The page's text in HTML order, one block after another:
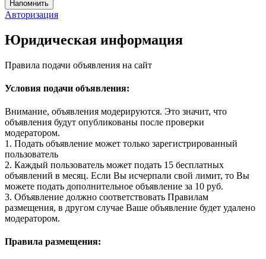
Авторизация
Юридическая информация
Правила подачи объявления на сайт
Условия подачи объявления:
Внимание, объявления модерируются. Это значит, что
объявления будут опубликованы после проверки
модератором.
1. Подать объявление может только зарегистрированный
пользователь
2. Каждый пользователь может подать 15 бесплатных
объявлений в месяц. Если Вы исчерпали свой лимит, то Вы
можете подать дополнительное объявление за 10 руб.
3. Объявление должно соответствовать Правилам
размещения, в другом случае Ваше объявление будет удалено
модератором.
Правила размещения: